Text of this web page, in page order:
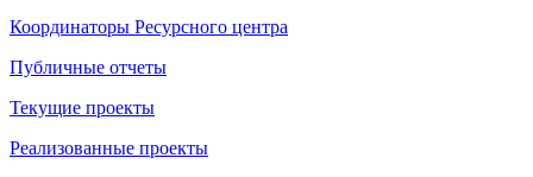
Координаторы Ресурсного центра
Публичные отчеты
Текущие проекты
Реализованные проекты